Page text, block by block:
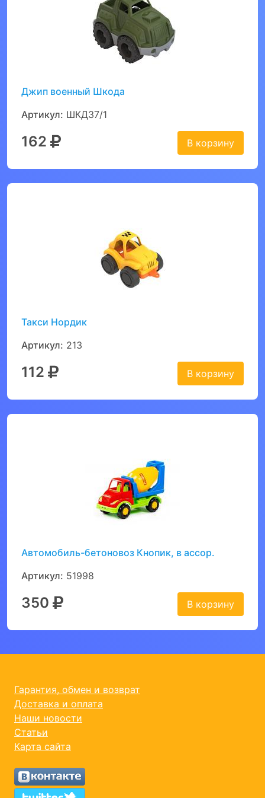
Джип военный Шкода
Артикул: ШКД37/1
162 В корзину
Такси Нордик
Артикул: 213
112 В корзину
Автомобиль-бетоновоз Кнопик, в ассор.
Артикул: 51998
350 В корзину
Гарантия, обмен и возврат
Доставка и оплата
Наши новости
Статьи
Карта сайта